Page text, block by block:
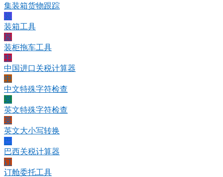
集装箱货物跟踪
装
装箱工具
装
装柜拖车工具
中
中国进口关税计算器
中
中文特殊字符检查
英
英文特殊字符检查
英
英文大小写转换
巴
巴西关税计算器
订
订舱委托工具